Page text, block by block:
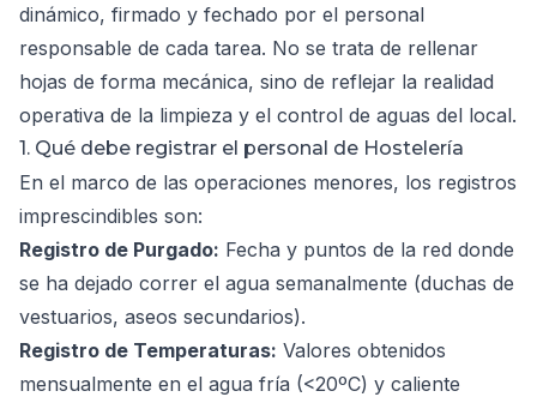
dinámico, firmado y fechado por el personal
responsable de cada tarea. No se trata de rellenar
hojas de forma mecánica, sino de reflejar la realidad
operativa de la limpieza y el control de aguas del local.
1. Qué debe registrar el personal de Hostelería
En el marco de las operaciones menores, los registros
imprescindibles son:
Registro de Purgado: Fecha y puntos de la red donde
se ha dejado correr el agua semanalmente (duchas de
vestuarios, aseos secundarios).
Registro de Temperaturas: Valores obtenidos
mensualmente en el agua fría (<20ºC) y caliente